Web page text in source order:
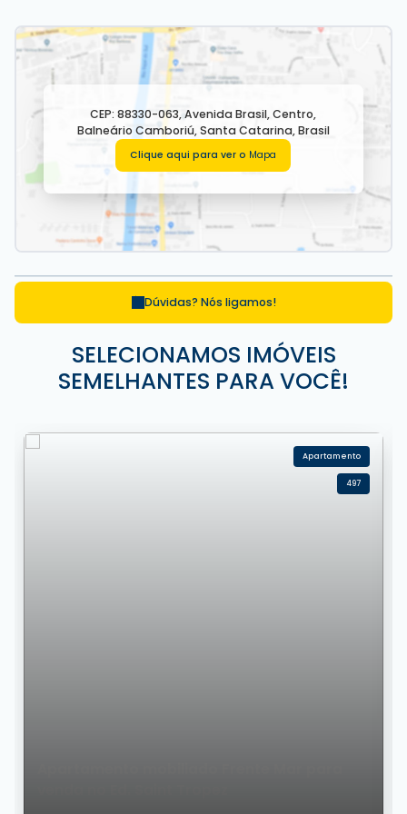
CEP: 88330-063,Avenida Brasil,Centro,
Balneário Camboriú,Santa Catarina,Brasil
Clique aqui para ver o Mapa
Dúvidas? Nós ligamos!
SELECIONAMOS IMÓVEIS
SEMELHANTES PARA VOCÊ!
Apartamento
497